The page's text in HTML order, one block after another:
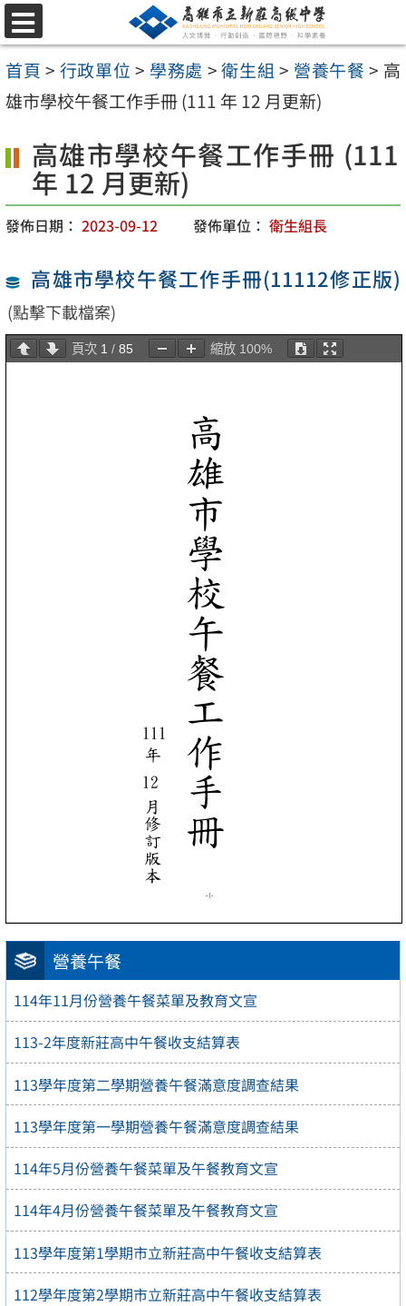
跳
至
主
要
容
區
選
單
首頁 > 行政單位 > 學務處 >衛生組 > 營養午餐 > 高
雄市學校午餐工作手冊 (111 年 12 月更新)
營養午餐
114年11月份營養午餐菜單及教育文宣
113-2年度新莊高中午餐收支結算表
113學年度第二學期營養午餐滿意度調查結果
113學年度第一學期營養午餐滿意度調查結果
114年5月份營養午餐菜單及午餐教育文宣
114年4月份營養午餐菜單及午餐教育文宣
113學年度第1學期市立新莊高中午餐收支結算表
112學年度第2學期市立新莊高中午餐收支結算表
高雄市學校午餐工作手冊 (111
年 12 月更新)
發佈日期： 2023-09-12 發佈單位： 衛生組長
高雄市學校午餐工作手冊(11112修正版)
(點擊下載檔案)
頁次 1 / 85 縮放 100%